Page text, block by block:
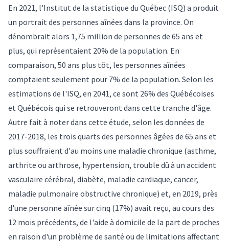
En 2021, l'Institut de la statistique du Québec (ISQ) a produit
un portrait des personnes aînées dans la province. On
dénombrait alors 1,75 million de personnes de 65 ans et
plus, qui représentaient 20% de la population. En
comparaison, 50 ans plus tôt, les personnes aînées
comptaient seulement pour 7% de la population. Selon les
estimations de l'ISQ, en 2041, ce sont 26% des Québécoises
et Québécois qui se retrouveront dans cette tranche d'âge.
Autre fait à noter dans cette étude, selon les données de
2017-2018, les trois quarts des personnes âgées de 65 ans et
plus souffraient d'au moins une maladie chronique (asthme,
arthrite ou arthrose, hypertension, trouble dû à un accident
vasculaire cérébral, diabète, maladie cardiaque, cancer,
maladie pulmonaire obstructive chronique) et, en 2019, près
d'une personne aînée sur cinq (17%) avait reçu, au cours des
12 mois précédents, de l'aide à domicile de la part de proches
en raison d'un problème de santé ou de limitations affectant